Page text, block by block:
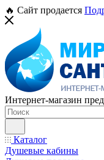
🔥 Сайт продается
Интернет-магазин
Каталог
Душевые кабины